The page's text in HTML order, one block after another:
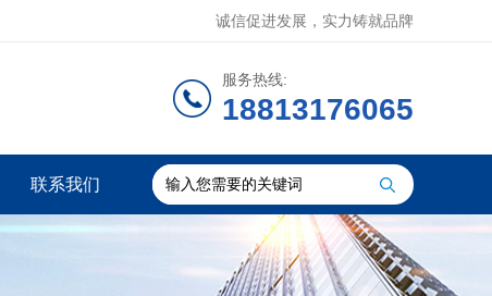
诚信促进发展，实力铸就品牌
服务热线:
18813176065
联系我们